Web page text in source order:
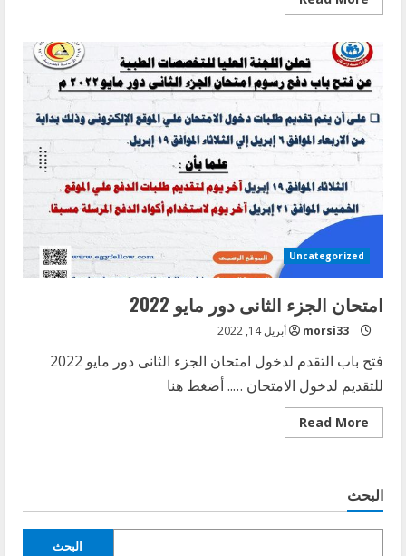
more
من
نتيجة
الجزء
الثالث
ديسمبر
2022
Uncategorized
امتحان الجزء الثانى دور مايو 2022
morsi33 أبريل 14, 2022
فتح باب التقدم لدخول امتحان الجزء الثانى دور مايو 2022
للتقديم لدخول الامتحان ….. أضغط هنا
Read More
Read
more
مايو
البحث
البحث